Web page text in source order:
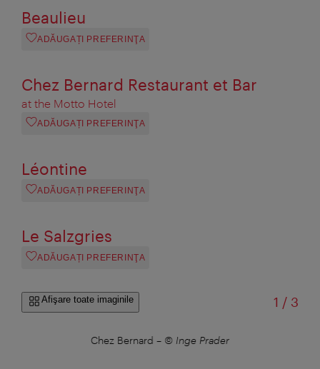
Beaulieu
ADĂUGAȚI PREFERINŢA
Chez Bernard Restaurant et Bar
at the Motto Hotel
ADĂUGAȚI PREFERINŢA
Léontine
ADĂUGAȚI PREFERINŢA
Le Salzgries
ADĂUGAȚI PREFERINŢA
Afişare toate imaginile 1 /din
3
Chez Bernard – © Inge Prader